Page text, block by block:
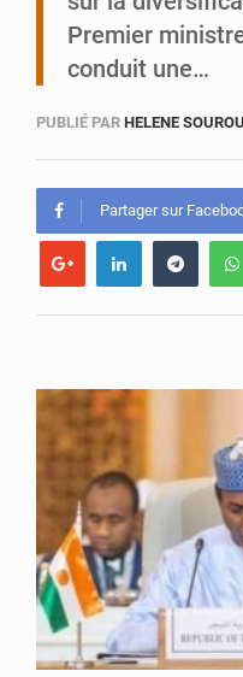
Premier
conduit une…
PUBLIÉ PAR HELENE SOUROU
Partager sur